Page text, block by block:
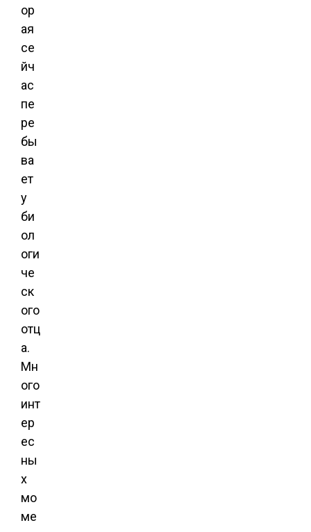
ор
ая
се
йч
ас
пе
ре
бы
ва
ет
у
би
ол
оги
че
ск
ого
отц
а.
Мн
ого
инт
ер
ес
ны
х
мо
ме